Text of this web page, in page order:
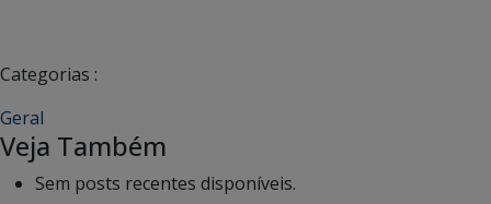
Categorias :
Geral
Veja Também
Sem posts recentes disponíveis.